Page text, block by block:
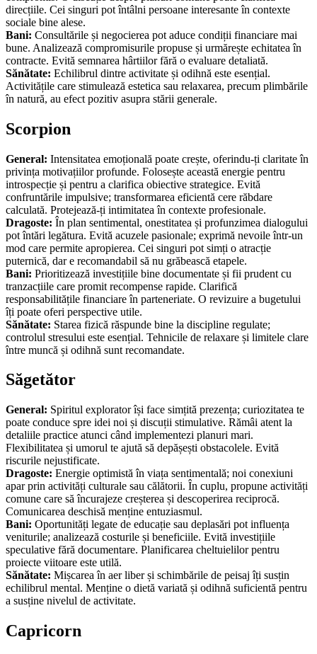
direcțiile. Cei singuri pot întâlni persoane interesante în contexte
sociale bine alese.
Bani: Consultările și negocierea pot aduce condiții financiare mai
bune. Analizează compromisurile propuse și urmărește echitatea în
contracte. Evită semnarea hârtiilor fără o evaluare detaliată.
Sănătate: Echilibrul dintre activitate și odihnă este esențial.
Activitățile care stimulează estetica sau relaxarea, precum plimbările
în natură, au efect pozitiv asupra stării generale.
Scorpion
General: Intensitatea emoțională poate crește, oferindu-ți claritate în
privința motivațiilor profunde. Folosește această energie pentru
introspecție și pentru a clarifica obiective strategice. Evită
confruntările impulsive; transformarea eficientă cere răbdare
calculată. Protejează-ți intimitatea în contexte profesionale.
Dragoste: În plan sentimental, onestitatea și profunzimea dialogului
pot întări legătura. Evită acuzele pasionale; exprimă nevoile într-un
mod care permite apropierea. Cei singuri pot simți o atracție
puternică, dar e recomandabil să nu grăbească etapele.
Bani: Prioritizează investițiile bine documentate și fii prudent cu
tranzacțiile care promit recompense rapide. Clarifică
responsabilitățile financiare în parteneriate. O revizuire a bugetului
îți poate oferi perspective utile.
Sănătate: Starea fizică răspunde bine la discipline regulate;
controlul stresului este esențial. Tehnicile de relaxare și limitele clare
între muncă și odihnă sunt recomandate.
Săgetător
General: Spiritul explorator își face simțită prezența; curiozitatea te
poate conduce spre idei noi și discuții stimulative. Rămâi atent la
detaliile practice atunci când implementezi planuri mari.
Flexibilitatea și umorul te ajută să depășești obstacolele. Evită
riscurile nejustificate.
Dragoste: Energie optimistă în viața sentimentală; noi conexiuni
apar prin activități culturale sau călătorii. În cuplu, propune activități
comune care să încurajeze creșterea și descoperirea reciprocă.
Comunicarea deschisă menține entuziasmul.
Bani: Oportunități legate de educație sau deplasări pot influența
veniturile; analizează costurile și beneficiile. Evită investițiile
speculative fără documentare. Planificarea cheltuielilor pentru
proiecte viitoare este utilă.
Sănătate: Mișcarea în aer liber și schimbările de peisaj îți susțin
echilibrul mental. Menține o dietă variată și odihnă suficientă pentru
a susține nivelul de activitate.
Capricorn